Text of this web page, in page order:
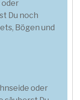
oder
Du noch
Bögen und
oder